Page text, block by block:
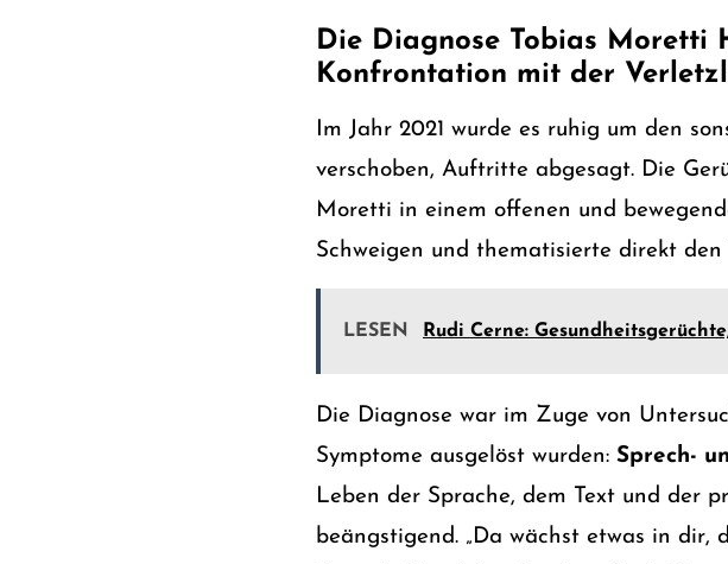
Die Diagnose Tobias Moretti
Konfrontation mit der
Im Jahr 2021 wurde es ruhig um den
verschoben, Auftritte abgesagt. Die
Moretti in einem offenen und
Schweigen und thematisierte direkt den
LESEN Rudi Cerne:
Die Diagnose war im Zuge von
Symptome ausgelöst wurden: Sprech-
Leben der Sprache, dem Text und der
beängstigend. „Da wächst etwas in dir,